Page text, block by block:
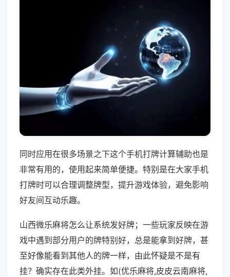
同时应用在很多场景之下这个手机打牌计算辅助也是
非常有用的，使用起来简单便捷。特别是在大家手机
打牌时可以合理调整牌型，提升游戏体验，避免影响
好友间互动乐趣。
山西微乐麻将怎么让系统发好牌；一些玩家反映在游
戏中遇到部分用户的牌特别好，总是能拿到好牌，甚
至好像能看到其他人的牌一样，由此怀疑是不是有
挂？确实存在此类外挂。如(优乐麻将,皮皮云南麻将,